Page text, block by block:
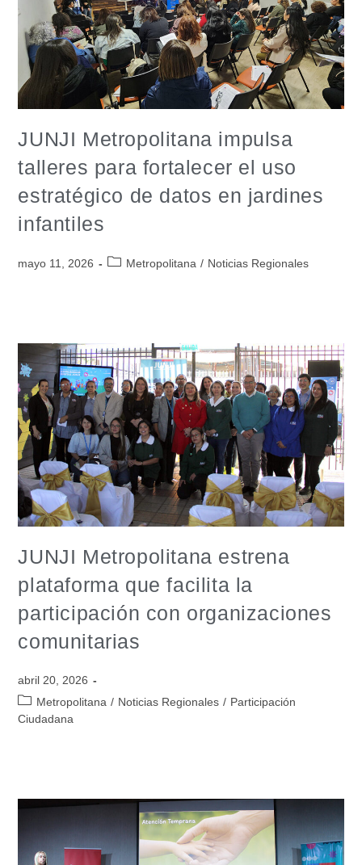
JUNJI Metropolitana impulsa
talleres para fortalecer el uso
estratégico de datos en jardines
infantiles
mayo 11, 2026 Metropolitana / Noticias Regionales
JUNJI Metropolitana estrena
plataforma que facilita la
participación con organizaciones
comunitarias
abril 20, 2026
Metropolitana / Noticias Regionales / Participación
Ciudadana